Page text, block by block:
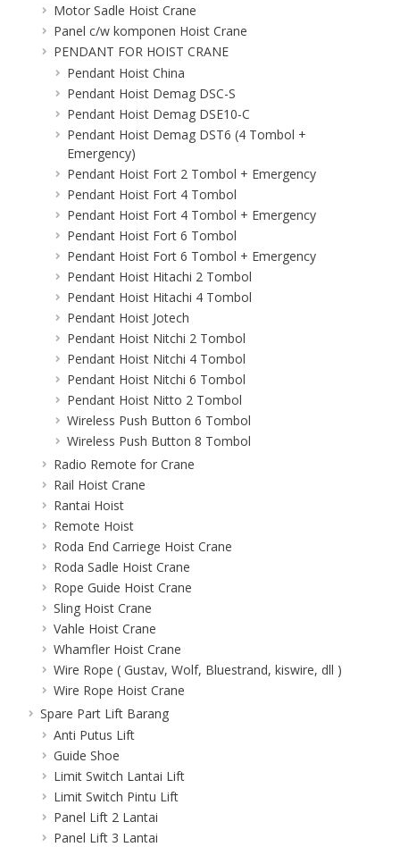
Motor Sadle Hoist Crane
Panel c/w komponen Hoist Crane
PENDANT FOR HOIST CRANE
Pendant Hoist China
Pendant Hoist Demag DSC-S
Pendant Hoist Demag DSE10-C
Pendant Hoist Demag DST6 (4 Tombol +
Emergency)
Pendant Hoist Fort 2 Tombol + Emergency
Pendant Hoist Fort 4 Tombol
Pendant Hoist Fort 4 Tombol + Emergency
Pendant Hoist Fort 6 Tombol
Pendant Hoist Fort 6 Tombol + Emergency
Pendant Hoist Hitachi 2 Tombol
Pendant Hoist Hitachi 4 Tombol
Pendant Hoist Jotech
Pendant Hoist Nitchi 2 Tombol
Pendant Hoist Nitchi 4 Tombol
Pendant Hoist Nitchi 6 Tombol
Pendant Hoist Nitto 2 Tombol
Wireless Push Button 6 Tombol
Wireless Push Button 8 Tombol
Radio Remote for Crane
Rail Hoist Crane
Rantai Hoist
Remote Hoist
Roda End Carriege Hoist Crane
Roda Sadle Hoist Crane
Rope Guide Hoist Crane
Sling Hoist Crane
Vahle Hoist Crane
Whamfler Hoist Crane
Wire Rope ( Gustav, Wolf, Bluestrand, kiswire, dll )
Wire Rope Hoist Crane
Spare Part Lift Barang
Anti Putus Lift
Guide Shoe
Limit Switch Lantai Lift
Limit Switch Pintu Lift
Panel Lift 2 Lantai
Panel Lift 3 Lantai